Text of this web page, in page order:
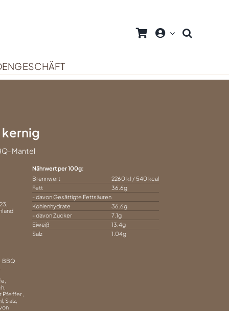
kernig
Mantel
BBQ
Pfeffer,
Salz,
Nährwert per 100g
Brennwert
2260 kJ / 540 kcal
Fett
36.6g
- davon Gesättigte Fettsäuren
Kohlenhydrate
36.6g
- davon Zucker
7.1g
Eiweiß
13.4g
Salz
1.04g